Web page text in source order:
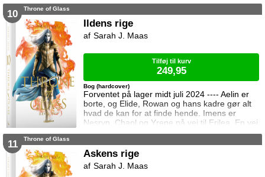
træffe en beslutning her og nu. Da en healer
bliver myrdet under mystiske omstændigheder,
frygter Chaol og Nesryn at Valkerne er fulgt
10 Throne of Glass
Ildens rige
Forventet på lager midt juli 2024 ---- Aelin er
borte, og Elide, Rowan og hans kadre gør alt
hvad de kan for at finde hende. Imens er
Nesryn, Chaol og Yrene på vej til Erilea. En vej
der fører dem forbi Chaols barndomshjem
kæmper Aedion mod Erawans fremrykkende
styrker og sin vrede over den aftale Aelin og
Lysandra har indgået. Og Dorian og Manon
Bog (hardcover)
Sarah J. Maas
Tilføj til kurv
249,95
11 Throne of Glass
Askens rige
Sarah J. Maas